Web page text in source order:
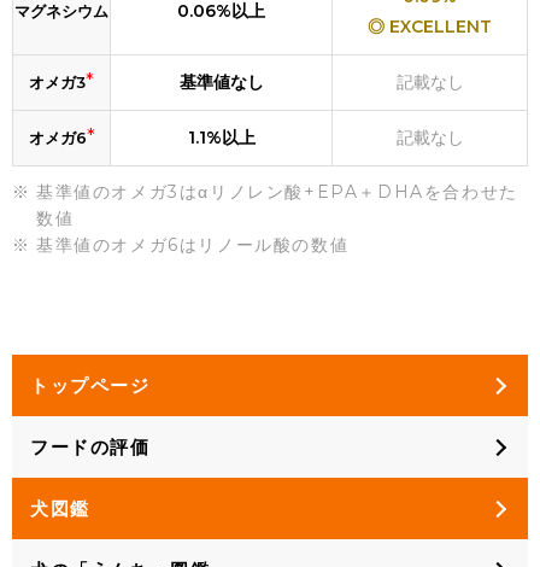
マグネシウム 0.06%以上
◎ EXCELLENT
オメガ3* 基準値なし 記載なし
オメガ6* 1.1%以上 記載なし
基準値のオメガ3はαリノレン酸+EPA＋DHAを合わせた
数値
基準値のオメガ6はリノール酸の数値
トップページ
フードの評価
犬図鑑